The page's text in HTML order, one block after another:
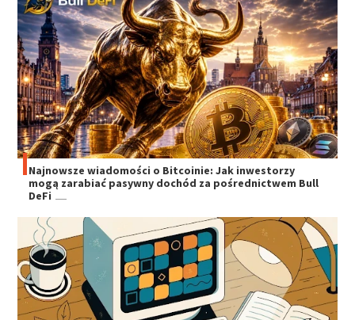
Najnowsze wiadomości o Bitcoinie: Jak inwestorzy
mogą zarabiać pasywny dochód za pośrednictwem Bull
DeFi